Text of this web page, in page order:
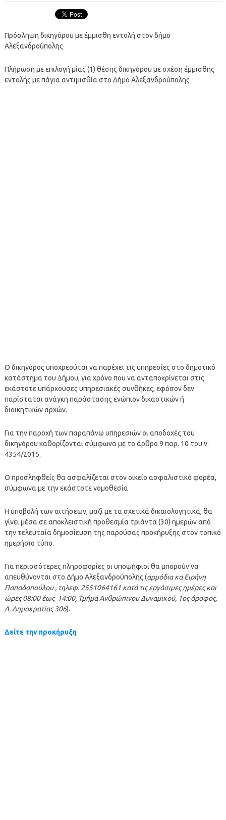
Πρόσληψη δικηγόρου με έμμισθη εντολή στον δήμο
Αλεξανδρούπολης
Πλήρωση με επιλογή μίας (1) θέσης δικηγόρου με σχέση έμμισθης
εντολής με πάγια αντιμισθία στο Δήμο Αλεξανδρούπολης
Ο δικηγόρος υποχρεούται να παρέχει τις υπηρεσίες στο δημοτικό
κατάστημα του ∆ήμου, για χρόνο που να ανταποκρίνεται στις
εκάστοτε υπάρχουσες υπηρεσιακές συνθήκες, εφόσον δεν
παρίσταται ανάγκη παράστασης ενώπιον δικαστικών ή
διοικητικών αρχών.
Για την παροχή των παραπάνω υπηρεσιών οι αποδοχές του
δικηγόρου καθορίζονται σύμφωνα με το άρθρο 9 παρ. 10 του ν.
4354/2015.
Ο προσληφθείς θα ασφαλίζεται στον οικείο ασφαλιστικό φορέα,
σύμφωνα με την εκάστοτε νομοθεσία
Η υποβολή των αιτήσεων, μαζί με τα σχετικά δικαιολογητικά, θα
γίνει μέσα σε αποκλειστική προθεσμία τριάντα (30) ημερών από
την τελευταία δημοσίευση της παρούσας προκήρυξης στον τοπικό
ημερήσιο τύπο.
Για περισσότερες πληροφορίες οι υποψήφιοι θα μπορούν να
απευθύνονται στο Δήμο Αλεξανδρούπολης (αρμόδια κα Ειρήνη
Παπαδοπούλου , τηλεφ. 2551064161 κατά τις εργάσιμες ημέρες και
ώρες 08:00 έως 14:00, Τμήμα Ανθρώπινου Δυναμικού, 1ος όροφος,
Λ. Δημοκρατίας 306).
Δείτε την προκήρυξη